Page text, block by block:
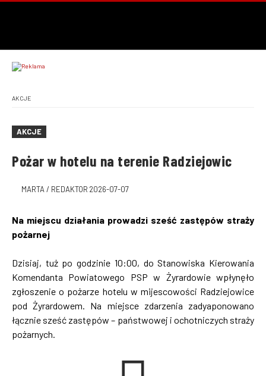
AKCJE
AKCJE
Pożar w hotelu na terenie Radziejowic
MARTA / REDAKTOR 2026-07-07
Na miejscu działania prowadzi sześć zastępów straży
pożarnej
Dzisiaj, tuż po godzinie 10:00, do Stanowiska Kierowania
Komendanta Powiatowego PSP w Żyrardowie wpłynęło
zgłoszenie o pożarze hotelu w mijescowości Radziejowice
pod Żyrardowem. Na miejsce zdarzenia zadyaponowano
łącznie sześć zastępów – państwowej i ochotniczych straży
pożarnych.